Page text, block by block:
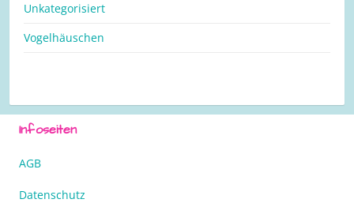
Unkategorisiert
Vogelhäuschen
Infoseiten
AGB
Datenschutz